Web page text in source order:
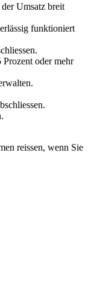
Umsatz breit
funktioniert
oder mehr
reissen, wenn Sie